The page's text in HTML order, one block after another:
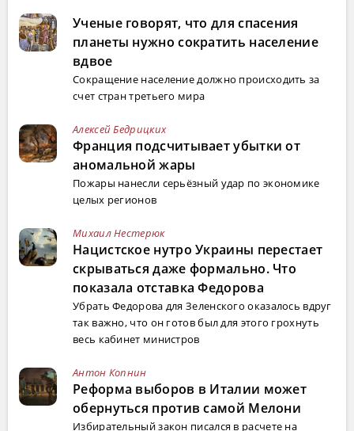
Ученые говорят, что для спасения
планеты нужно сократить население
вдвое
Сокращение население должно происходить за
счет стран третьего мира
Алексей Бедрицких
Франция подсчитывает убытки от
аномальной жары
Пожары нанесли серьёзный удар по экономике
целых регионов
Михаил Нестерюк
Нацистское нутро Украины перестает
скрываться даже формально. Что
показала отставка Федорова
Убрать Федорова для Зеленского оказалось вдруг
так важно, что он готов был для этого грохнуть
весь кабинет министров
Антон Копнин
Реформа выборов в Италии может
обернуться против самой Мелони
Избирательный закон писался в расчете на